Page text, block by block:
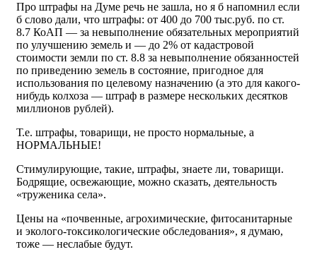
Про штрафы на Думе речь не зашла, но я б напомнил если
б слово дали, что штрафы: от 400 до 700 тыс.руб. по ст.
8.7 КоАП — за невыполнение обязательных мероприятий
по улучшению земель и — до 2% от кадастровой
стоимости земли по ст. 8.8 за невыполнение обязанностей
по приведению земель в состояние, пригодное для
использования по целевому назначению (а это для какого-
нибудь колхоза — штраф в размере нескольких десятков
миллионов рублей).
Т.е. штрафы, товарищи, не просто нормальные, а
НОРМАЛЬНЫЕ!
Стимулирующие, такие, штрафы, знаете ли, товарищи.
Бодрящие, освежающие, можно сказать, деятельность
«труженика села».
Цены на «почвенные, агрохимические, фитосанитарные
и эколого-токсикологические обследования», я думаю,
тоже — неслабые будут.